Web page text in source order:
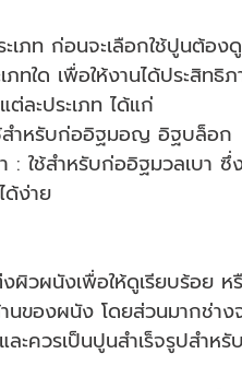
เภท ก่อนจะเลือกใช้ปูนต้อ
ภทใด เพื่อให้งานได้ประสิท
ต่ละประเภท ได้แก่
สำหรับก่ออิฐมอญ อิฐบล็อก
: ใช้สำหรับก่ออิฐมวลเบา ซึ่
ด้ง่าย
ผิวผนังเพื่อให้ดูเรียบร้อย
นของผนัง โดยส่วนมากช่
ะควรเป็นปูนสำเร็จรูปสำ